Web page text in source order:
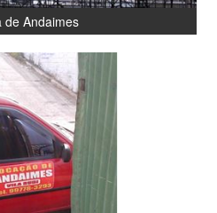
de Andaimes